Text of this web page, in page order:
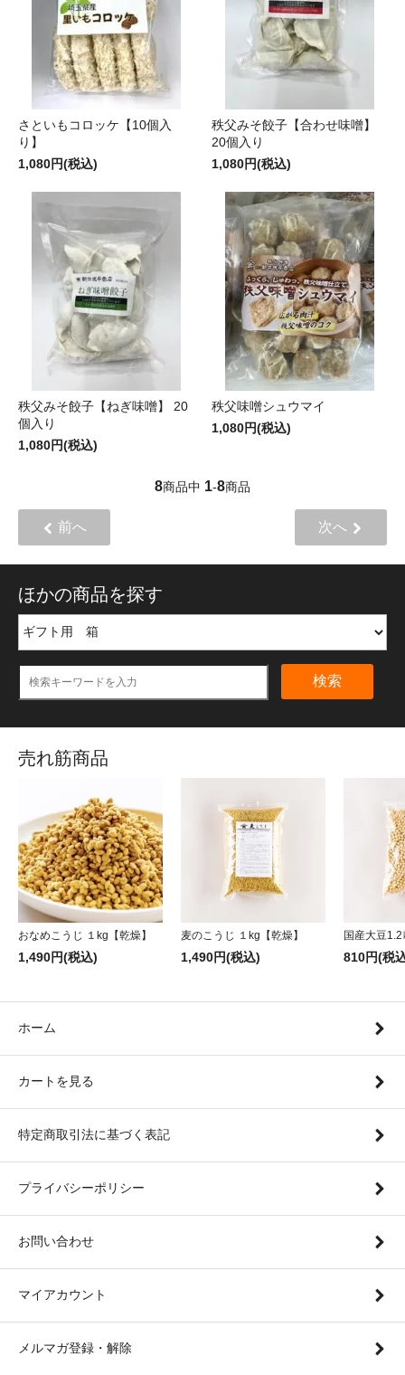
さといもコロッケ【10個入
り】
1,080円(税込)
秩父みそ餃子【合わせ味噌】
20個入り
1,080円(税込)
秩父みそ餃子【ねぎ味噌】 20
個入り
1,080円(税込)
秩父味噌シュウマイ
1,080円(税込)
8商品中 1-8商品
前へ 次へ
ほかの商品を探す
検索
売れ筋商品
おなめこうじ １kg【乾燥】
1,490円(税込)
麦のこうじ １kg【乾燥】
1,490円(税込)
国産大豆1.2
810円(税
ホーム
カートを見る
特定商取引法に基づく表記
プライバシーポリシー
お問い合わせ
マイアカウント
メルマガ登録・解除